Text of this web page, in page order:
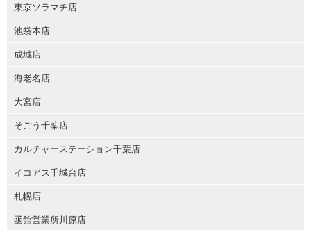
東京ソラマチ店
池袋本店
成城店
海老名店
大宮店
そごう千葉店
カルチャーステーション千葉店
イコアス千城台店
札幌店
函館営業所川原店